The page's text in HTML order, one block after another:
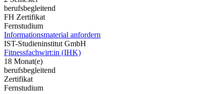
berufsbegleitend
FH Zertifikat
Fernstudium
Informationsmaterial anfordern
IST-Studieninstitut GmbH
Fitnessfachwirt:in (IHK)
18 Monat(e)
berufsbegleitend
Zertifikat
Fernstudium